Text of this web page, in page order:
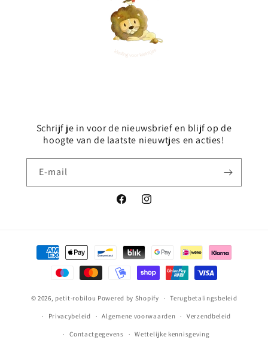
Schrijf je in voor de nieuwsbrief en blijf op de
hoogte van de laatste nieuwtjes en acties!
E‑mail
FacebookInstagram
Betaalmethoden
© 2026, petit-robilou Powered by Shopify Terugbetalingsbeleid
Privacybeleid Algemene voorwaarden Verzendbeleid
Contactgegevens Wettelijke kennisgeving